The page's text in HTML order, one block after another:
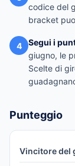
codice del
bracket
4 Segui i
giugno, le
Scelte di
Punteggio
Vincitore del